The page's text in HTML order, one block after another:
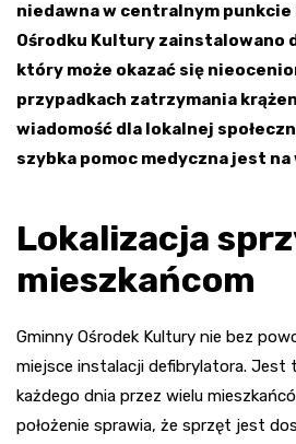
niedawna w centralnym punkcie
Ośrodku Kultury zainstalowano
który może okazać się
przypadkach zatrzymania
wiadomość dla lokalnej
szybka pomoc medyczna jest
Lokalizacja
mieszkańcom
Gminny Ośrodek Kultury nie bez
miejsce instalacji defibrylatora. Jest
każdego dnia przez wielu
położenie sprawia, że sprzęt jest